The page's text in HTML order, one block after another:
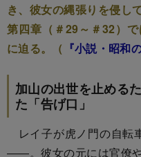
き、彼女の縄張りを侵し
第四章（＃29～＃32）
に迫る。（ 『小説・昭和
加山の出世を止める
た「告げ口」
レイ子が虎ノ門の自転
――。彼女の元には官僚